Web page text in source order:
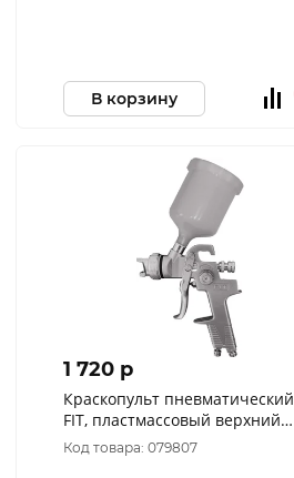
В корзину
1 720 p
Краскопульт пневматический
FIT, пластмассовый верхний
бачок 600 мл, 1.5 мм
Код товара: 079807